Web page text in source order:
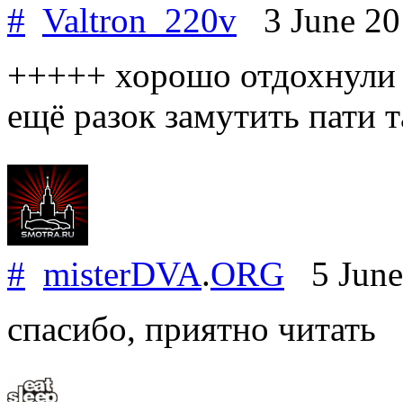
# Valtron_220v 3 June
+++++ хорошо отдохнули
ещё разок замутить пати
# misterDVA.ORG 5
спасибо, приятно читать